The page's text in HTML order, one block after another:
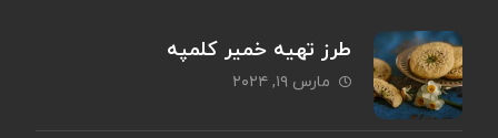
طرز تهیه خمیر کلمپه
مارس ۱۹, ۲۰۲۴